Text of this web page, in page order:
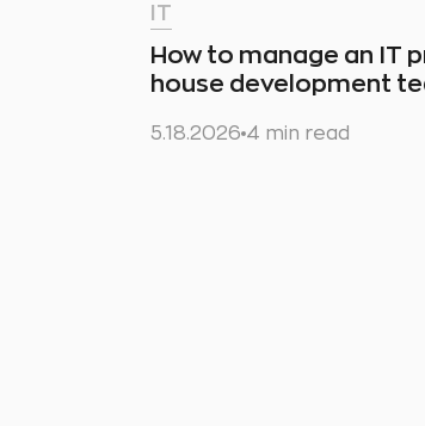
IT
How to manage an IT
house development
5.18.2026 4 min read